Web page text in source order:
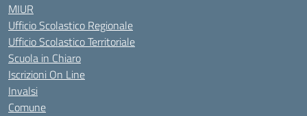
MIUR
Ufficio Scolastico Regionale
Ufficio Scolastico Territoriale
Scuola in Chiaro
Iscrizioni On Line
Invalsi
Comune